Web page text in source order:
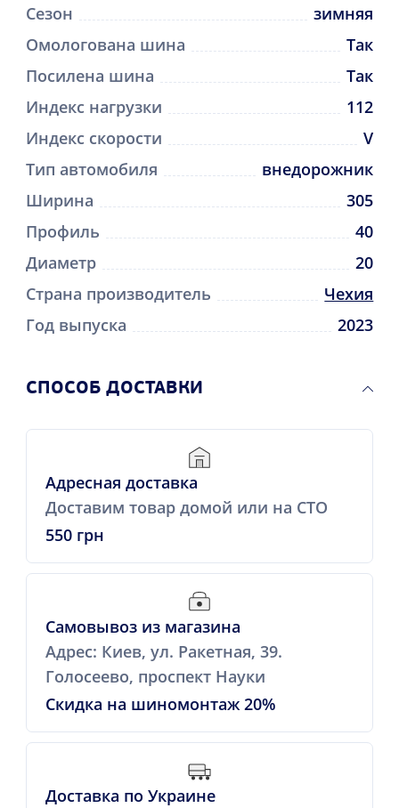
Сезон
зимняя
Омологована шина
Так
Посилена шина
Так
Индекс нагрузки
112
Индекс скорости
V
Тип автомобиля
внедорожник
Ширина
305
Профиль
40
Диаметр
20
Страна производитель
Чехия
Год выпуска
2023
CПОСОБ ДОСТАВКИ
Адресная доставка
Доставим товар домой или на СТО
550 грн
Самовывоз из магазина
Адрес: Киев, ул. Ракетная, 39.
Голосеево, проспект Науки
Скидка на шиномонтаж 20%
Доставка по Украине